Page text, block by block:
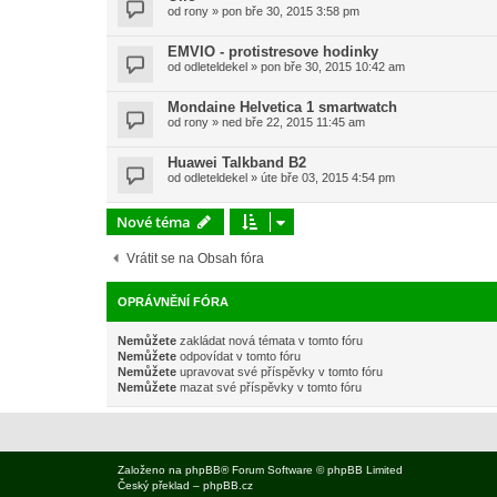
od rony » pon bře 30, 2015 3:58 pm
EMVIO - protistresove hodinky
od odleteldekel » pon bře 30, 2015 10:42 am
Mondaine Helvetica 1 smartwatch
od rony » ned bře 22, 2015 11:45 am
Huawei Talkband B2
od odleteldekel » úte bře 03, 2015 4:54 pm
Nové téma
Vrátit se na Obsah fóra
OPRÁVNĚNÍ FÓRA
Nemůžete zakládat nová témata v tomto fóru
Nemůžete odpovídat v tomto fóru
Nemůžete upravovat své příspěvky v tomto fóru
Nemůžete mazat své příspěvky v tomto fóru
Založeno na phpBB® Forum Software © phpBB Limited
Český překlad – phpBB.cz